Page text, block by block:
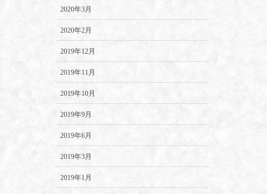
2020年3月
2020年2月
2019年12月
2019年11月
2019年10月
2019年9月
2019年6月
2019年3月
2019年1月